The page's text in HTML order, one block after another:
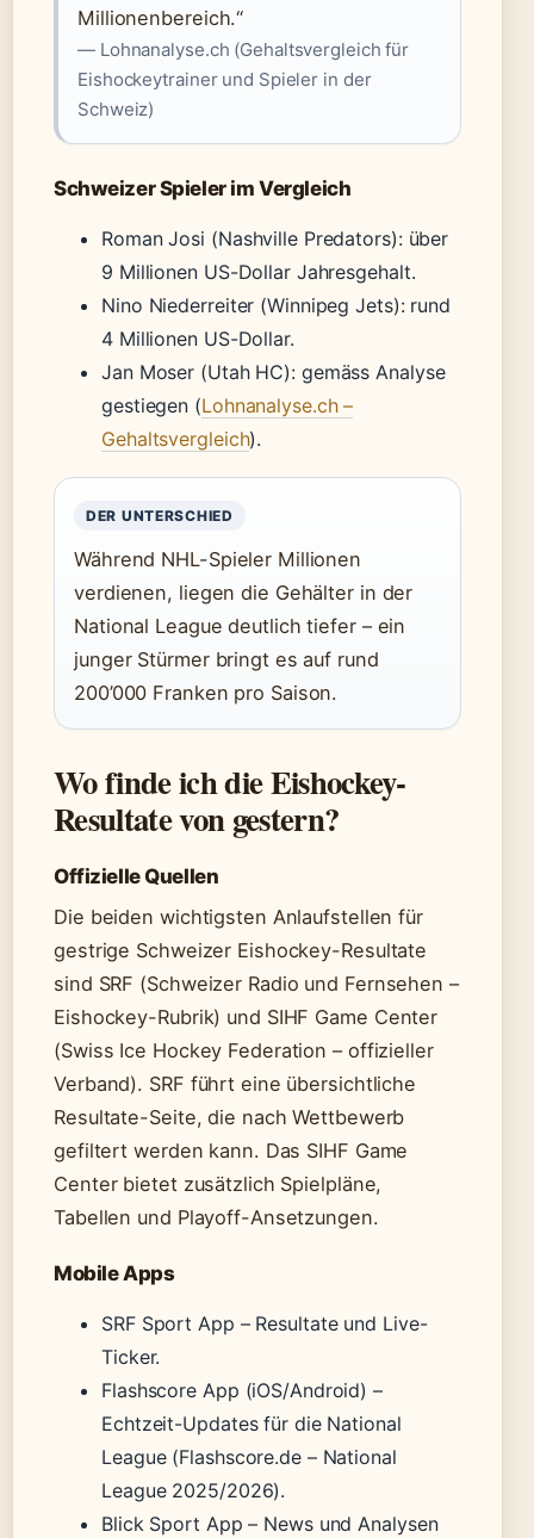
Millionenbereich.“
— Lohnanalyse.ch (Gehaltsvergleich für
Eishockeytrainer und Spieler in der
Schweiz)
Schweizer Spieler im Vergleich
Roman Josi (Nashville Predators): über
9 Millionen US-Dollar Jahresgehalt.
Nino Niederreiter (Winnipeg Jets): rund
4 Millionen US-Dollar.
Jan Moser (Utah HC): gemäss Analyse
gestiegen (Lohnanalyse.ch –
Gehaltsvergleich).
DER UNTERSCHIED
Während NHL-Spieler Millionen
verdienen, liegen die Gehälter in der
National League deutlich tiefer – ein
junger Stürmer bringt es auf rund
200’000 Franken pro Saison.
Wo finde ich die Eishockey-
Resultate von gestern?
Offizielle Quellen
Die beiden wichtigsten Anlaufstellen für
gestrige Schweizer Eishockey-Resultate
sind SRF (Schweizer Radio und Fernsehen –
Eishockey-Rubrik) und SIHF Game Center
(Swiss Ice Hockey Federation – offizieller
Verband). SRF führt eine übersichtliche
Resultate-Seite, die nach Wettbewerb
gefiltert werden kann. Das SIHF Game
Center bietet zusätzlich Spielpläne,
Tabellen und Playoff-Ansetzungen.
Mobile Apps
SRF Sport App – Resultate und Live-
Ticker.
Flashscore App (iOS/Android) –
Echtzeit-Updates für die National
League (Flashscore.de – National
League 2025/2026).
Blick Sport App – News und Analysen